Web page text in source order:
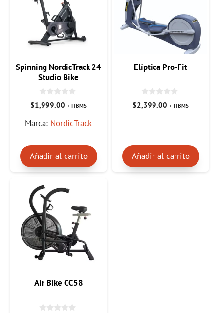
Spinning NordicTrack 24
Studio Bike
0
d
5
$1,999.00 + ITBMS
Marca: NordicTrack
Añadir al carrito
Elíptica Pro-Fit
0
d
$2,399.00 + ITBMS
Añadir al carrito
Air Bike CC58